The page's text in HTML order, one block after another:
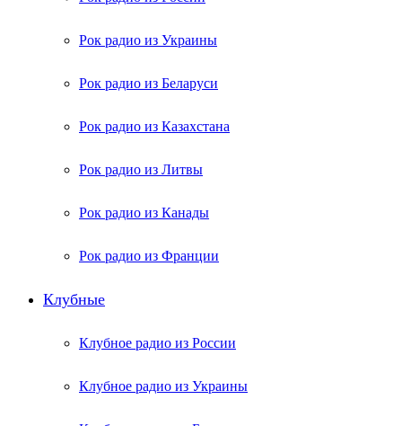
Рок радио из Украины
Рок радио из Беларуси
Рок радио из Казахстана
Рок радио из Литвы
Рок радио из Канады
Рок радио из Франции
Клубные
Клубное радио из России
Клубное радио из Украины